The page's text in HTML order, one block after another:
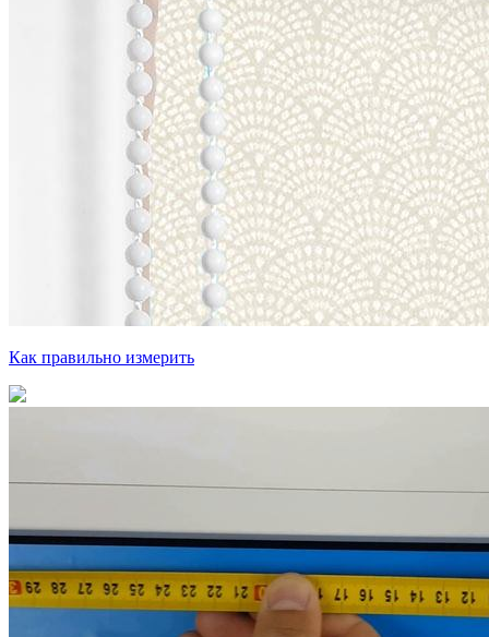
Как правильно измерить